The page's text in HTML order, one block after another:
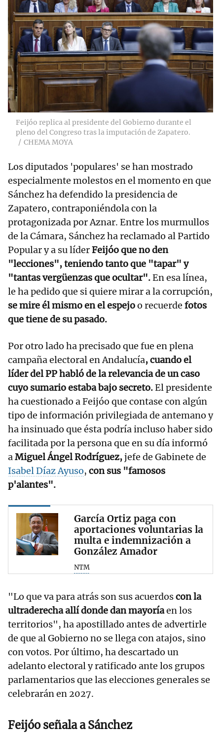
Feijóo replica al presidente del Gobierno durante el
pleno del Congreso tras la imputación de Zapatero.
CHEMA MOYA
Los diputados 'populares' se han mostrado
especialmente molestos en el momento en que
Sánchez ha defendido la presidencia de
Zapatero, contraponiéndola con la
protagonizada por Aznar. Entre los murmullos
de la Cámara, Sánchez ha reclamado al Partido
Popular y a su líderFeijóo que no den
"lecciones", teniendo tanto que "tapar" y
"tantas vergüenzas que ocultar".En esa línea,
le ha pedido que si quiere mirar a la corrupción,
se mire él mismo en el espejoo recuerde fotos
que tiene de su pasado.
Por otro lado ha precisado que fue en plena
campaña electoral en Andalucía, cuando el
líder del PP habló de la relevancia de un caso
cuyo sumario estaba bajo secreto.El presidente
ha cuestionado a Feijóo que contase con algún
tipo de información privilegiada de antemano y
ha insinuado que ésta podría incluso haber sido
facilitada por la persona que en su día informó
aMiguel Ángel Rodríguez,jefe de Gabinete de
Isabel Díaz Ayuso, con sus "famosos
p'alantes".
García Ortiz paga con
aportaciones voluntarias la
multa e indemnización a
González Amador
NTM
"Lo que va para atrás son sus acuerdoscon la
ultraderecha allí donde dan mayoríaen los
territorios", ha apostillado antes de advertirle
de que al Gobierno no se llega con atajos, sino
con votos. Por último, ha descartado un
adelanto electoral y ratificado ante los grupos
parlamentarios que las elecciones generales se
celebrarán en 2027.
Feijóo señala a Sánchez